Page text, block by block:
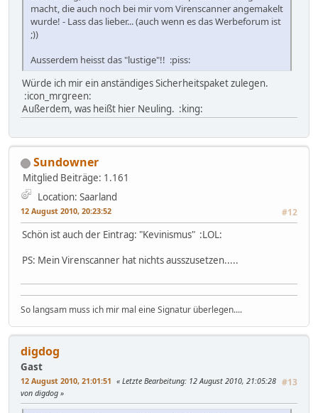
macht, die auch noch bei mir vom Virenscanner angemakelt
wurde! - Lass das lieber... (auch wenn es das Werbeforum ist
;))
Ausserdem heisst das "lustige"!! :piss:
Würde ich mir ein anständiges Sicherheitspaket zulegen.
:icon_mrgreen:
Außerdem, was heißt hier Neuling. :king:
Sundowner
Mitglied Beiträge: 1.161
Location: Saarland
12 August 2010, 20:23:52 #12
Schön ist auch der Eintrag: "Kevinismus" :LOL:
PS: Mein Virenscanner hat nichts ausszusetzen.....
So langsam muss ich mir mal eine Signatur überlegen....
digdog
Gast
12 August 2010, 21:01:51 #13
Letzte Bearbeitung: 12 August 2010, 21:05:28
von digdog